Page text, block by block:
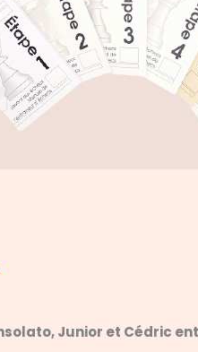
Junior et Cédric